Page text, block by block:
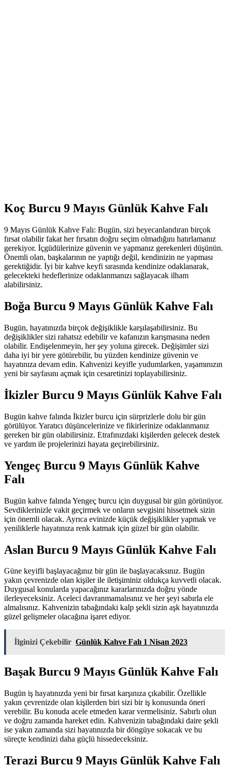
Koç Burcu 9 Mayıs Günlük Kahve Falı
9 Mayıs Günlük Kahve Falı: Bugün, sizi heyecanlandıran birçok
fırsat olabilir fakat her fırsatın doğru seçim olmadığını hatırlamanız
gerekiyor. İçgüdülerinize güvenin ve yapmanız gerekenleri düşünün.
Önemli olan, başkalarının ne yaptığı değil, kendinizin ne yapması
gerektiğidir. İyi bir kahve keyfi sırasında kendinize odaklanarak,
gelecekteki hedeflerinize odaklanmanızı sağlayacak ilham
alabilirsiniz.
Boğa Burcu 9 Mayıs Günlük Kahve Falı
Bugün, hayatınızda birçok değişiklikle karşılaşabilirsiniz. Bu
değişiklikler sizi rahatsız edebilir ve kafanızın karışmasına neden
olabilir. Endişelenmeyin, her şey yoluna girecek. Değişimler sizi
daha iyi bir yere götürebilir, bu yüzden kendinize güvenin ve
hayatınıza devam edin. Kahvenizi keyifle yudumlarken, yaşamınızın
yeni bir sayfasını açmak için cesaretinizi toplayabilirsiniz.
İkizler Burcu 9 Mayıs Günlük Kahve Falı
Bugün kahve falında İkizler burcu için sürprizlerle dolu bir gün
görülüyor. Yaratıcı düşüncelerinize ve fikirlerinize odaklanmanız
gereken bir gün olabilirsiniz. Etrafınızdaki kişilerden gelecek destek
ve yardım ile projelerinizi hayata geçirebilirsiniz.
Yengeç Burcu 9 Mayıs Günlük Kahve
Falı
Bugün kahve falında Yengeç burcu için duygusal bir gün görünüyor.
Sevdiklerinizle vakit geçirmek ve onların sevgisini hissetmek sizin
için önemli olacak. Ayrıca evinizde küçük değişiklikler yapmak ve
yeniliklerle hayatınıza renk katmak için güzel bir gün olabilir.
Aslan Burcu 9 Mayıs Günlük Kahve Falı
Güne keyifli başlayacağınız bir gün ile başlayacaksınız. Bugün
yakın çevrenizde olan kişiler ile iletişiminiz oldukça kuvvetli olacak.
Duygusal konularda yapacağınız kararlarınızda doğru yönde
ilerleyeceksiniz. Aceleci davranmamalısınız ve her şeyi sabırla ele
almalısınız. Kahvenizin tabağındaki kalp şekli sizin aşk hayatınızda
güzel gelişmeler olacağına işaret ediyor.
İlginizi Çekebilir Günlük Kahve Falı 1 Nisan 2023
Başak Burcu 9 Mayıs Günlük Kahve Falı
Bugün iş hayatınızda yeni bir fırsat karşınıza çıkabilir. Özellikle
yakın çevrenizde olan kişilerden biri sizi bir iş konusunda öneri
verebilir. Bu konuda acele etmeden karar vermelisiniz. Sabırlı olun
ve doğru zamanda hareket edin. Kahvenizin tabağındaki daire şekli
ise yakın zamanda sizi hayatınızda bir döngüye sokacak ve bu
süreçte kendinizi daha güçlü hissedeceksiniz.
Terazi Burcu 9 Mayıs Günlük Kahve Falı